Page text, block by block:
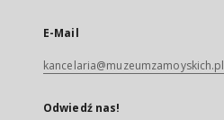
E-Mail
kancelaria@muzeumzamoyskich.pl
Odwiedź nas!